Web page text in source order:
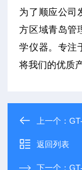
为了顺应公司
方区域青岛管
学仪器。专注
将我们的优质
上一个：
返回列表
下一个：